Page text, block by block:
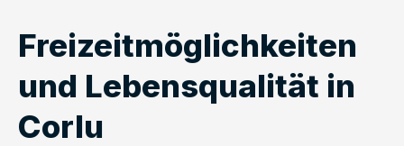
Freizeitmöglichkeiten
und Lebensqualität in
Corlu